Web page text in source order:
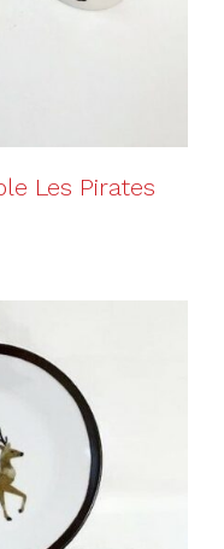
Les Pirates
DÉTAILS